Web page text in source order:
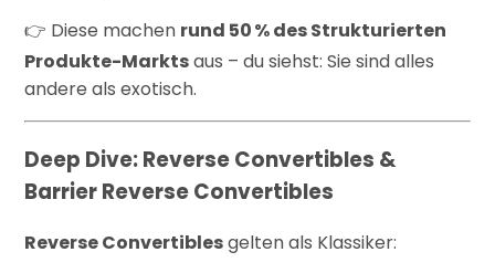
👉 Diese machen rund 50 % des Strukturierten
Produkte-Marktsaus – du siehst: Sie sind alles
andere als exotisch.
Deep Dive: Reverse Convertibles &
Barrier Reverse Convertibles
Reverse Convertiblesgelten als Klassiker: